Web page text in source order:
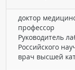
доктор
профессор
Руководитель
Российского
врач высшей